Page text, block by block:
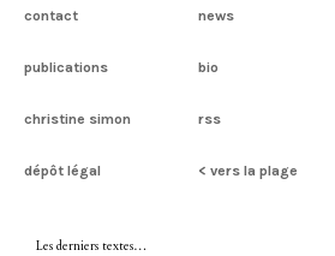
contact news
publications bio
christine simon rss
dépôt légal < vers la plage
Les derniers textes…